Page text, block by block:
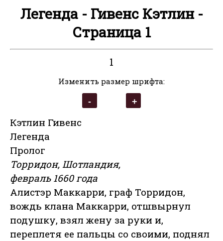
Легенда - Гивенс Кэтлин -
Страница 1
1
Изменить размер шрифта:
Кэтлин Гивенс
Легенда
Пролог
Торридон, Шотландия,
февраль 1660 года
Алистэр Маккарри, граф Торридон,
вождь клана Маккарри, отшвырнул
подушку, взял жену за руки и,
переплетя ее пальцы со своими, поднял